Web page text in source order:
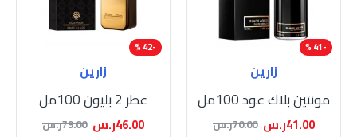
-41 %
زارين
مونتين بلاك عود 100مل
41.00ر.س 70.00ر.س
-42 %
زارين
عطر 2 بليون 100مل
46.00ر.س 79.00ر.س